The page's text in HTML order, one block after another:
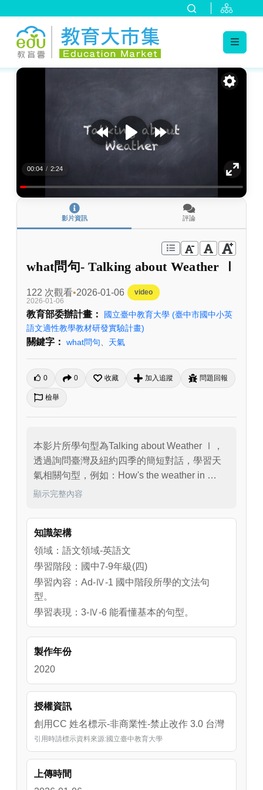
:::
00:04 / 2:24
影片資訊 評論
what問句- Talking about Weather Ⅰ
122 次觀看 2026-01-06
video
2026-01-06
教育部委辦計畫： 國立臺中教育大學 (臺中市國中小英
語文適性教學教材研發實驗計畫)
關鍵字： what問句 天氣
0 0 收藏 加入追蹤 問題回報
檢舉
本影片所學句型為Talking about Weather Ⅰ，
透過詢問臺灣及紐約四季的簡短對話，學習天
氣相關句型，例如：How's the weather in
Taiwan in (summer, fall, spring, winter)？、
句：It's _____ (hot, cool, warm, cold).／It's
warm and rainy.／It's hot and sunny.／ It's cool
and windy (cloudy).。最後，利用表格統整所學
句型，協助學生熟悉所學內容。
顯示完整內容
知識架構
領域：語文領域-英語文
學習階段：國中7-9年級(四)
學習內容：Ad-Ⅳ-1 國中階段所學的文法句
型。
學習表現：3-Ⅳ-6 能看懂基本的句型。
製作年份
2020
授權資訊
創用CC 姓名標示-非商業性-禁止改作 3.0 台灣
引用時請標示資料來源:國立臺中教育大學
上傳時間